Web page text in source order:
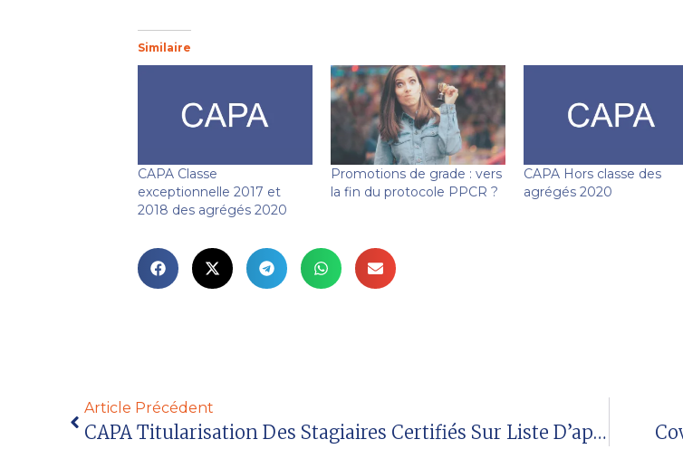
Similaire
CAPA Classe
exceptionnelle 2017 et
2018 des agrégés 2020
Promotions de grade : vers
la fin du protocole PPCR ?
CAPA Hors classe des
agrégés 2020
Article Précédent
CAPA Titularisation Des Stagiaires Certifiés Sur Liste D’aptitude 2020